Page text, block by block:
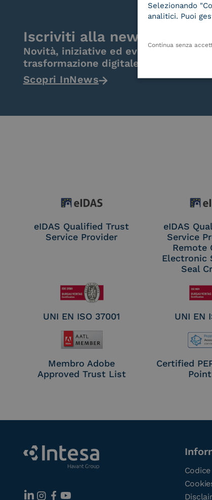
Iscriviti alla newsletter
Novità, iniziative ed eventi dal mondo
trasformazione digitale.
Scopri InNews
eIDAS Qualified Trust
Service Provider
eIDAS
Service
Remote
Electronic
Seal
UNI EN ISO 37001 UNI EN
Membro Adobe
Approved Trust List
Certified
Selezionando
analitici. Puoi
Continua senza